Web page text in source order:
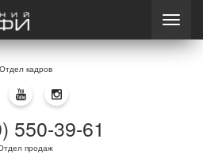
Отдел кадров
550-39-61
продаж